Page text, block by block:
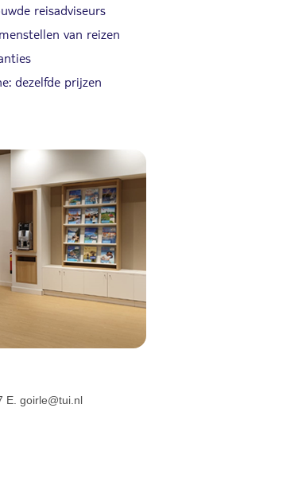
reisadviseurs
van reizen
dezelfde prijzen
E. goirle@tui.nl